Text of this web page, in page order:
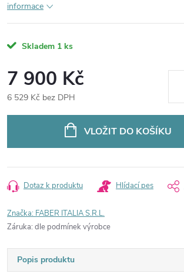
informace
Skladem 1 ks
7 900 Kč
6 529 Kč bez DPH
VLOŽIT DO KOŠÍKU
Dotaz k produktu Hlídací pes
Značka: FABER ITALIA S.R.L.
Záruka: dle podmínek výrobce
Popis produktu